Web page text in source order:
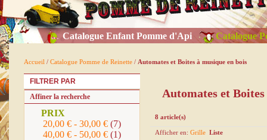
Catalogue Enfant Pomme d'Api Catalogue
Accueil / Catalogue Pomme de Reinette / Automates et Boites à musique en bois
Automates et
8 article(s)
Afficher en: Grille Liste
FILTRER PAR
Affiner la recherche
PRIX
20,00 € - 30,00 € (7)
40,00 € - 50,00 € (1)